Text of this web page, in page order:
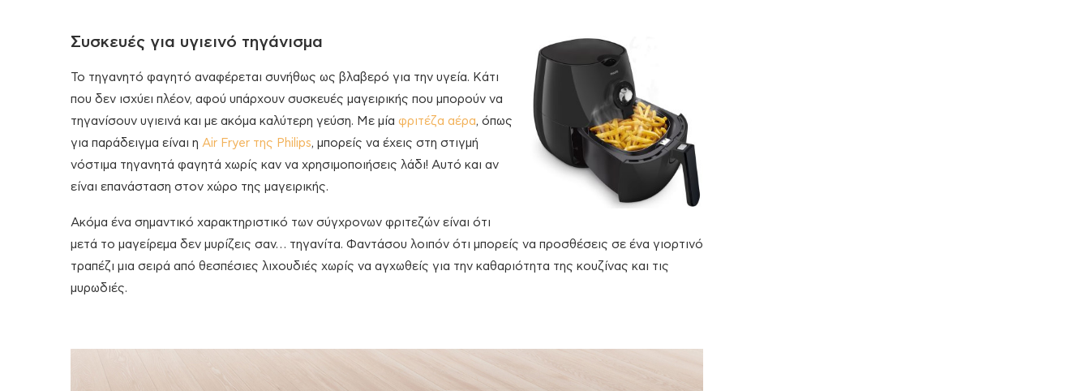
Συσκευές για υγιεινό τηγάνισμα
Το τηγανητό φαγητό αναφέρεται συνήθως ως βλαβερό για την υγεία. Κάτι
που δεν ισχύει πλέον, αφού υπάρχουν συσκευές μαγειρικής που μπορούν να
τηγανίσουν υγιεινά και με ακόμα καλύτερη γεύση. Με μία φριτέζα αέρα, όπως
για παράδειγμα είναι η Air Fryer της Philips, μπορείς να έχεις στη στιγμή
νόστιμα τηγανητά φαγητά χωρίς καν να χρησιμοποιήσεις λάδι! Αυτό και αν
είναι επανάσταση στον χώρο της μαγειρικής.
Ακόμα ένα σημαντικό χαρακτηριστικό των σύγχρονων φριτεζών είναι ότι
μετά το μαγείρεμα δεν μυρίζεις σαν… τηγανίτα. Φαντάσου λοιπόν ότι μπορείς να προσθέσεις σε ένα γιορτινό
τραπέζι μια σειρά από θεσπέσιες λιχουδιές χωρίς να αγχωθείς για την καθαριότητα της κουζίνας και τις
μυρωδιές.